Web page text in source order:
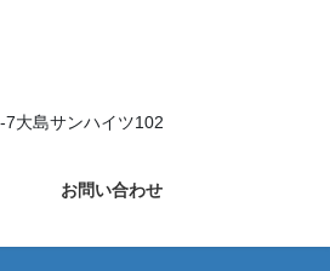
大島サンハイツ102
お問い合わせ